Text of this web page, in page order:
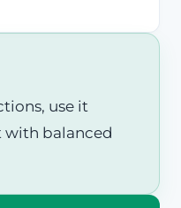
use it
with balanced